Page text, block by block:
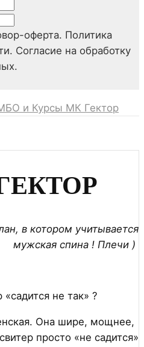
оферта. Политика
Согласие на обработку
и Курсы МК Гектор
в котором учитывается
мужская спина ! Плечи )
не так» ?
Она шире, мощнее,
просто «не садится»